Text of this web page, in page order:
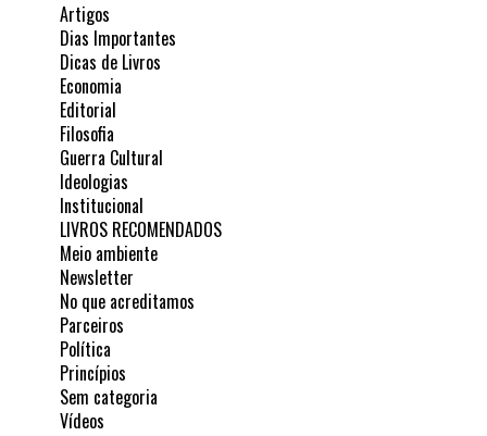
Artigos
Dias Importantes
Dicas de Livros
Economia
Editorial
Filosofia
Guerra Cultural
Ideologias
Institucional
LIVROS RECOMENDADOS
Meio ambiente
Newsletter
No que acreditamos
Parceiros
Política
Princípios
Sem categoria
Vídeos